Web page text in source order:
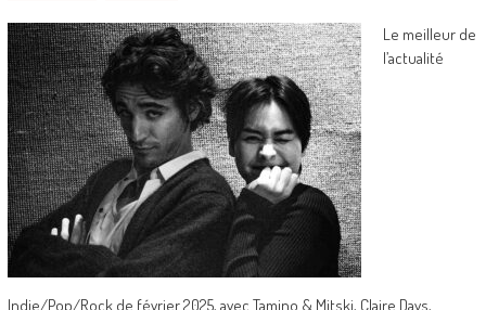
Le meilleur de
l’actualité
Indie/Pop/Rock de février 2025, avec Tamino & Mitski, Claire Days,